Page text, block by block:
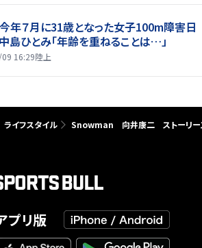
今年７月に31歳となった女子100m障害日
島ひとみ「年齢を重ねることは…」
16:29陸上
ライフスタイル Snowman 向井康二 ストーリーズ
プリ版